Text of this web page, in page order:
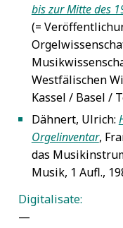
bis zur Mitte des
(=
Westfälischen
Kassel / Basel /
5 Dähnert, Ulrich:
Orgelinventar,
das
Musik, 1 Aufl.,
Digitalisate:
—